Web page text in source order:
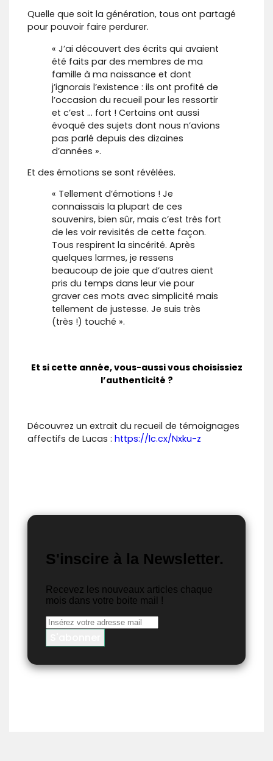
Quelle que soit la génération, tous ont partagé
pour pouvoir faire perdurer.
« J’ai découvert des écrits qui avaient
été faits par des membres de ma
famille à ma naissance et dont
j’ignorais l’existence : ils ont profité de
l’occasion du recueil pour les ressortir
et c’est … fort ! Certains ont aussi
évoqué des sujets dont nous n’avions
pas parlé depuis des dizaines
d’années ».
Et des émotions se sont révélées.
« Tellement d’émotions ! Je
connaissais la plupart de ces
souvenirs, bien sûr, mais c’est très fort
de les voir revisités de cette façon.
Tous respirent la sincérité. Après
quelques larmes, je ressens
beaucoup de joie que d’autres aient
pris du temps dans leur vie pour
graver ces mots avec simplicité mais
tellement de justesse. Je suis très
(très !) touché ».
Et si cette année, vous-aussi vous choisissiez
l’authenticité ?
Découvrez un extrait du recueil de témoignages
affectifs de Lucas : https://lc.cx/Nxku-z
S'inscire à la Newsletter.
Recevez les nouveaux articles chaque
mois dans votre boite mail !